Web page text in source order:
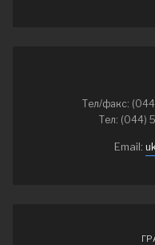
Тел/факс:
Тел: (044)
Email: